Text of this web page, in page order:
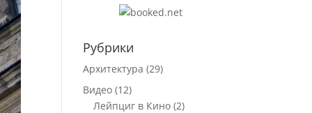
Рубрики
Архитектура (29)
Видео (12)
Лейпциг в Кино (2)